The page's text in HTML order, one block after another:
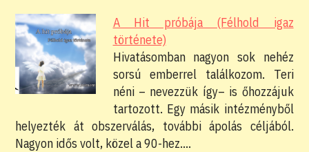
A Hit próbája (Félhold igaz
története)
Hivatásomban nagyon sok nehéz
sorsú emberrel találkozom. Teri
néni – nevezzük így– is őhozzájuk
tartozott. Egy másik intézményből
helyezték át obszerválás, további ápolás céljából.
Nagyon idős volt, közel a 90-hez.…